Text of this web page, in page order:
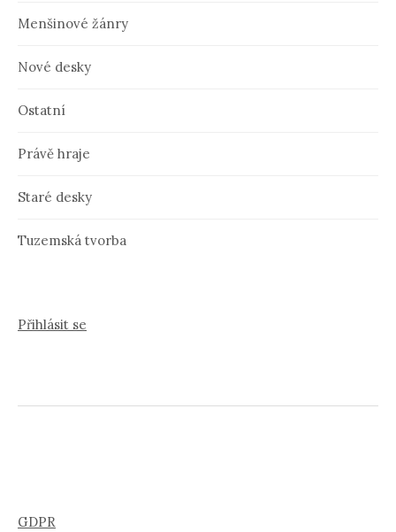
Menšinové žánry
Nové desky
Ostatní
Právě hraje
Staré desky
Tuzemská tvorba
Přihlásit se
GDPR